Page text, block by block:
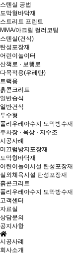
스텐실 공법
도막형바닥재
스트리트 프린트
MMA/아크릴 컬러코팅
스텐실(건식)
탄성포장재
어린이놀이터
산책로 · 보행로
다목적용(우레탄)
트랙용
흙콘크리트
일반습식
일반건식
투수형
폴리우레아수지 도막방수재
주차장 · 옥상 · 저수조
시공사례
미끄럼방지포장재
도막형바닥재
어린이놀이시설 탄성포장재
실외체육시설 탄성포장재
흙콘크리트
폴리우레아수지 도막방수재
고객센터
자료실
상담문의
공지사항
시공사례
회사소개